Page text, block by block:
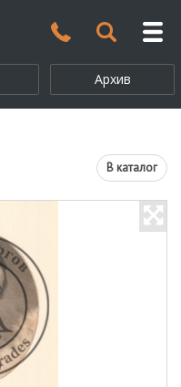
Архив
В каталог